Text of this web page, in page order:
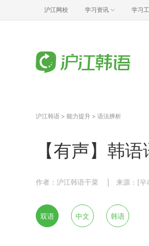
沪江网校 学习资讯 学习
沪江韩语 > 能力提升 > 语法辨析
【有声】韩
作者：沪江韩语干菜 来源：[우
双语 中文 韩语